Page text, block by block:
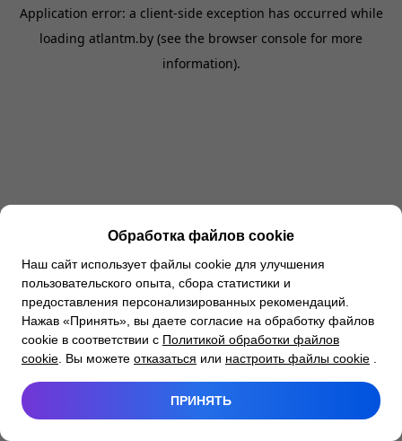
Application error: a client-side exception has occurred while
loading atlantm.by (see the browser console for more
information).
Обработка файлов cookie
Наш сайт использует файлы cookie для улучшения
пользовательского опыта, сбора статистики и
предоставления персонализированных рекомендаций.
Нажав «Принять», вы даете согласие на обработку файлов
cookie в соответствии с Политикой обработки файлов
cookie . Вы можете отказаться или настроить файлы cookie
ПРИНЯТЬ